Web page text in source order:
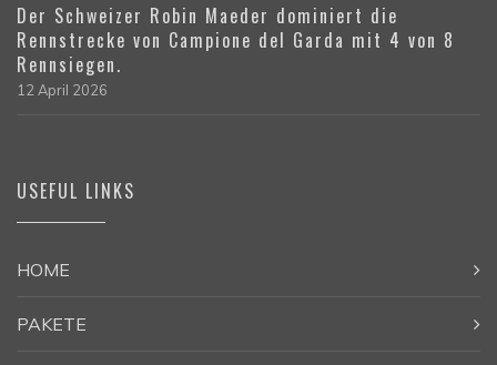
Der Schweizer Robin Maeder dominiert die
Rennstrecke von Campione del Garda mit 4 von 8
Rennsiegen.
12 April 2026
USEFUL LINKS
HOME
PAKETE